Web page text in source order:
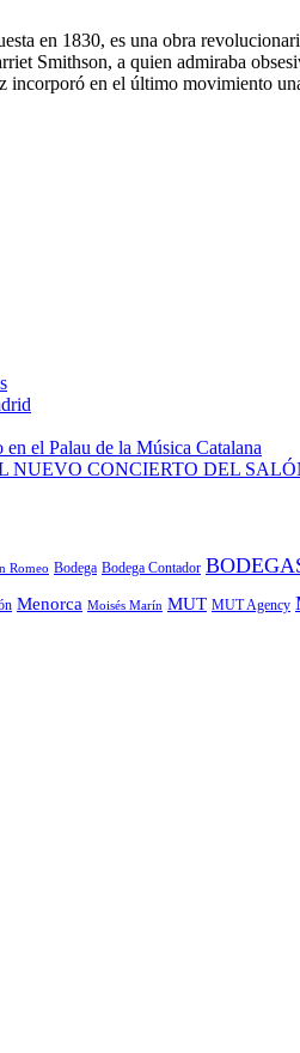
en 1830, es una obra
Smithson, a quien admiraba
en el último movimiento
el Palau de la Música Catalana
CONCIERTO DEL
Romeo Bodega Bodega Contador
Menorca Moisés Marín MUT MUT Agency